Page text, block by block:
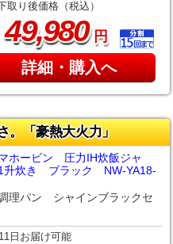
下取り後価格（税込）
49,980円
詳細・購入へ
。「豪熱大火力」
ホービン 圧力IH炊飯ジャ
炊き ブラック NW-YA18-
理パン シャインブラックセ
日お届け可能